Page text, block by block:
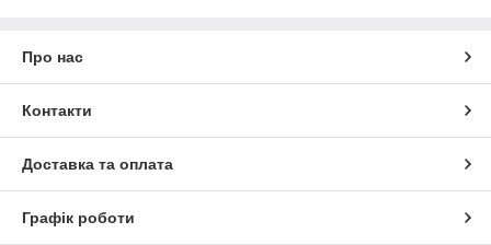
Про нас
Контакти
Доставка та оплата
Графік роботи